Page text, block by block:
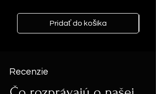
Recenzie
Pridať do košíka